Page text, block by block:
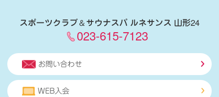
スポーツクラブ＆サウナスパ ルネサンス 山形24
023-615-7123
お問い合わせ
WEB入会